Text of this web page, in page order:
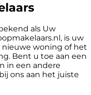
als Uw
is uw
nieuwe woning of het
Bent u toe aan een
in een andere
ons aan het juiste